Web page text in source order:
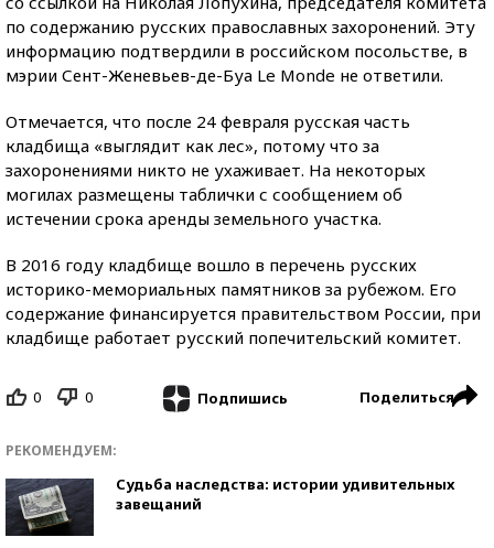
по содержанию русских православных захоронений. Эту
информацию подтвердили в российском посольстве, в
мэрии Сент-Женевьев-де-Буа Le Monde не ответили.
Отмечается, что после 24 февраля русская часть
кладбища «выглядит как лес», потому что за
захоронениями никто не ухаживает. На некоторых
могилах размещены таблички с сообщением об
истечении срока аренды земельного участка.
В 2016 году кладбище вошло в перечень русских
историко-мемориальных памятников за рубежом. Его
содержание финансируется правительством России, при
кладбище работает русский попечительский комитет.
0 0 Подпишись Поделиться
РЕКОМЕНДУЕМ:
Судьба наследства: истории удивительных
завещаний